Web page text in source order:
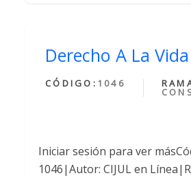
Derecho A La Vida
CÓDIGO: 1046
Iniciar sesión para ver
1046|Autor: CIJUL en